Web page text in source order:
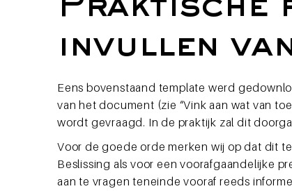
invullen
Eens bovenstaand template werd
van het document (zie “Vink aan wat van
wordt gevraagd. In de praktijk zal dit
Voor de goede orde merken wij op dat dit
Beslissing als voor een voorafgaandelijke
aan te vragen teneinde vooraf reeds